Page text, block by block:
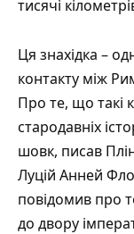
тисячі
Ця знахідка –
контакту між
Про те, що такі
стародавніх
шовк, писав
Луцій Анней
повідомив про
до двору